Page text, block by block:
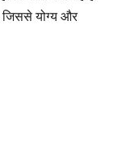
जिससे योग्य और